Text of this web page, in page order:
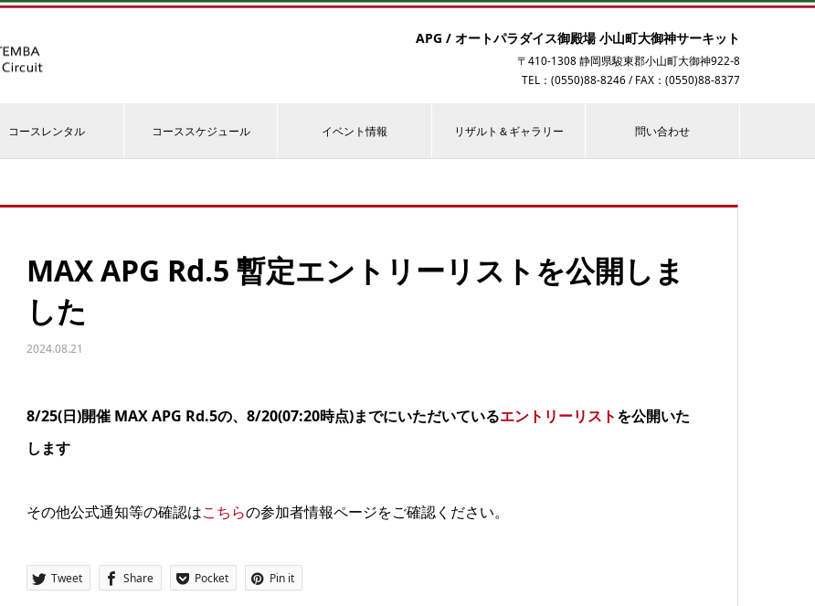
APG / オートパラダイス御殿場 小山町大御神サーキット
〒410-1308 静岡県駿東郡小山町大御神922-8
TEL：(0550)88-8246 / FAX：(0550)88-8377
コースレンタル コーススケジュール イベント情報 リザルト＆ギャラリー 問い合わせ
MAX APG Rd.5 暫定エントリーリストを公開しま
した
2024.08.21
8/25(日)開催 MAX APG Rd.5の、8/20(07:20時点)までにいただいているエントリーリストを公開いた
します
その他公式通知等の確認はこちらの参加者情報ページをご確認ください。
Tweet Share Pocket Pin it